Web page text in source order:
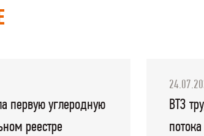
первую углеродную
реестре
ВТЗ